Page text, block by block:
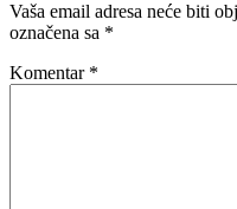
Vaša email adresa neće biti
označena sa *
Komentar *